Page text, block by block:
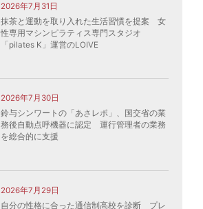
2026年7月31日
抹茶と運動を取り入れた生活習慣を提案 女
性専用マシンピラティス専門スタジオ
「pilates K」運営のLOIVE
2026年7月30日
鈴与シンワートの「あさレポ」、国交省の業
務後自動点呼機器に認定 運行管理者の業務
を総合的に支援
2026年7月29日
自分の性格に合った通信制高校を診断 プレ